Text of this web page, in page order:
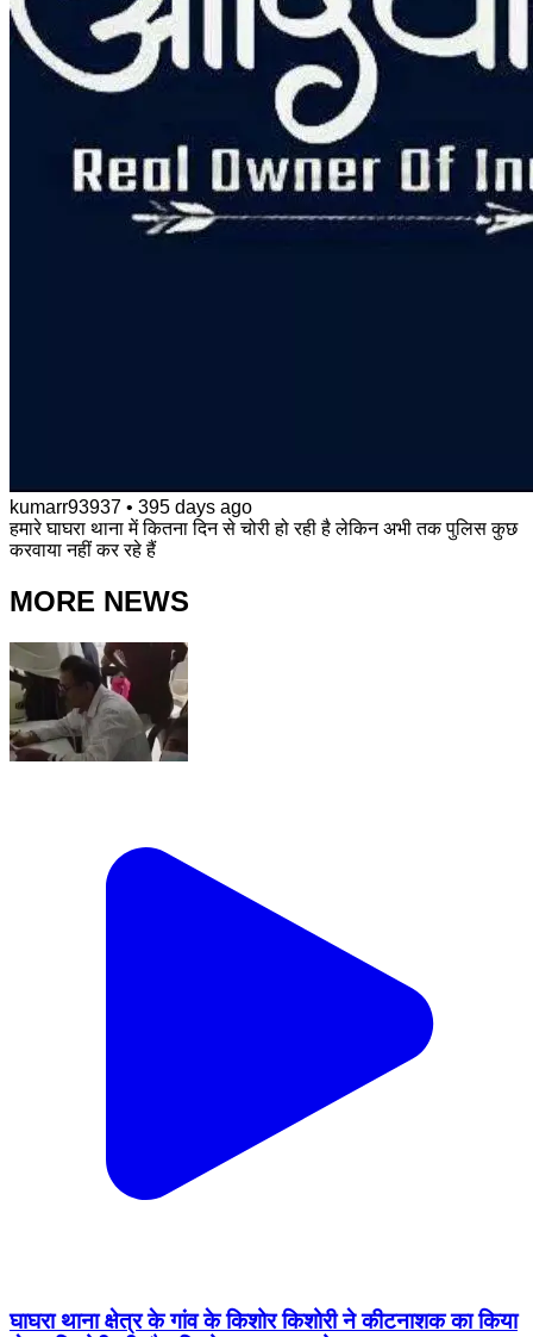
kumarr93937 • 395 days ago
हमारे घाघरा थाना में कितना दिन से चोरी हो रही है लेकिन अभी तक पुलिस कुछ
करवाया नहीं कर रहे हैं
MORE NEWS
घाघरा थाना क्षेत्र के गांव के किशोर किशोरी ने कीटनाशक का किया